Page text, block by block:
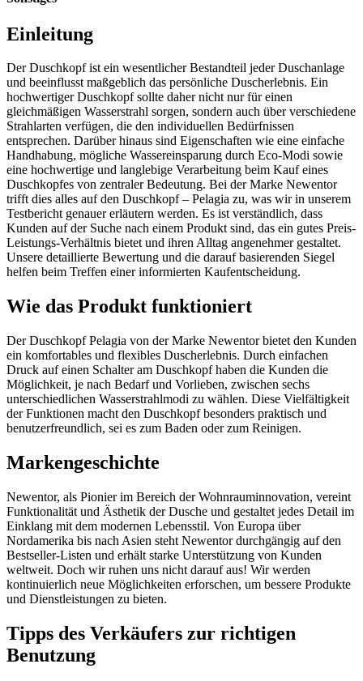
Einleitung
Der Duschkopf ist ein wesentlicher Bestandteil jeder Duschanlage
und beeinflusst maßgeblich das persönliche Duscherlebnis. Ein
hochwertiger Duschkopf sollte daher nicht nur für einen
gleichmäßigen Wasserstrahl sorgen, sondern auch über verschiedene
Strahlarten verfügen, die den individuellen Bedürfnissen
entsprechen. Darüber hinaus sind Eigenschaften wie eine einfache
Handhabung, mögliche Wassereinsparung durch Eco-Modi sowie
eine hochwertige und langlebige Verarbeitung beim Kauf eines
Duschkopfes von zentraler Bedeutung. Bei der Marke Newentor
trifft dies alles auf den Duschkopf – Pelagia zu, was wir in unserem
Testbericht genauer erläutern werden. Es ist verständlich, dass
Kunden auf der Suche nach einem Produkt sind, das ein gutes Preis-
Leistungs-Verhältnis bietet und ihren Alltag angenehmer gestaltet.
Unsere detaillierte Bewertung und die darauf basierenden Siegel
helfen beim Treffen einer informierten Kaufentscheidung.
Wie das Produkt funktioniert
Der Duschkopf Pelagia von der Marke Newentor bietet den Kunden
ein komfortables und flexibles Duscherlebnis. Durch einfachen
Druck auf einen Schalter am Duschkopf haben die Kunden die
Möglichkeit, je nach Bedarf und Vorlieben, zwischen sechs
unterschiedlichen Wasserstrahlmodi zu wählen. Diese Vielfältigkeit
der Funktionen macht den Duschkopf besonders praktisch und
benutzerfreundlich, sei es zum Baden oder zum Reinigen.
Markengeschichte
Newentor, als Pionier im Bereich der Wohnrauminnovation, vereint
Funktionalität und Ästhetik der Dusche und gestaltet jedes Detail im
Einklang mit dem modernen Lebensstil. Von Europa über
Nordamerika bis nach Asien steht Newentor durchgängig auf den
Bestseller-Listen und erhält starke Unterstützung von Kunden
weltweit. Doch wir ruhen uns nicht darauf aus! Wir werden
kontinuierlich neue Möglichkeiten erforschen, um bessere Produkte
und Dienstleistungen zu bieten.
Tipps des Verkäufers zur richtigen
Benutzung